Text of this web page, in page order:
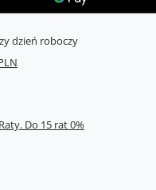
dzień roboczy